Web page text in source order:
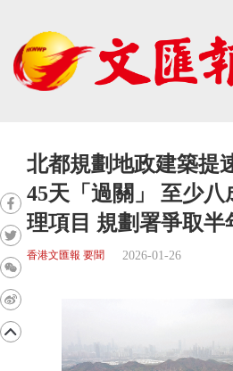
北都規劃地政建築提
45天「過關」 至少八
理項目 規劃署爭取半
香港文匯報 要聞 2026-01-26